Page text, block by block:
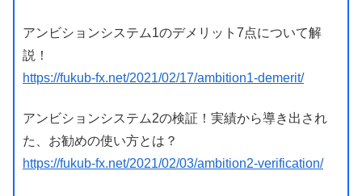
アンビションシステム1のデメリット7点について解
説！
https://fukub-fx.net/2021/02/17/ambition1-demerit/
アンビションシステム2の検証！実績から導き出され
た、お勧めの使い方とは？
https://fukub-fx.net/2021/02/03/ambition2-verification/